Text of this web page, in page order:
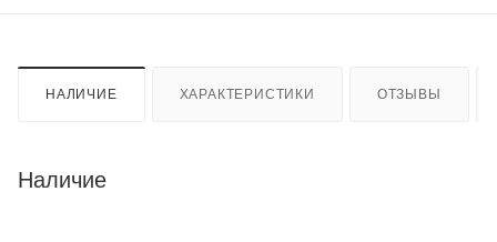
НАЛИЧИЕ ХАРАКТЕРИСТИКИ ОТЗЫВЫ
Наличие